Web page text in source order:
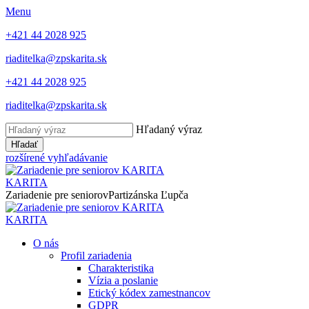
Menu
+421 44 2028 925
riaditelka@zpskarita.sk
+421 44 2028 925
riaditelka@zpskarita.sk
Hľadaný výraz
Hľadať
rozšírené vyhľadávanie
KARITA
Zariadenie pre seniorovPartizánska Ľupča
KARITA
O nás
Profil zariadenia
Charakteristika
Vízia a poslanie
Etický kódex zamestnancov
GDPR